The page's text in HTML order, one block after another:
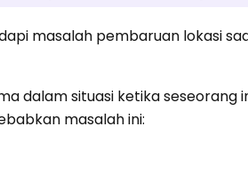
masalah pembaruan lokasi
dalam situasi ketika seseorang
masalah ini: